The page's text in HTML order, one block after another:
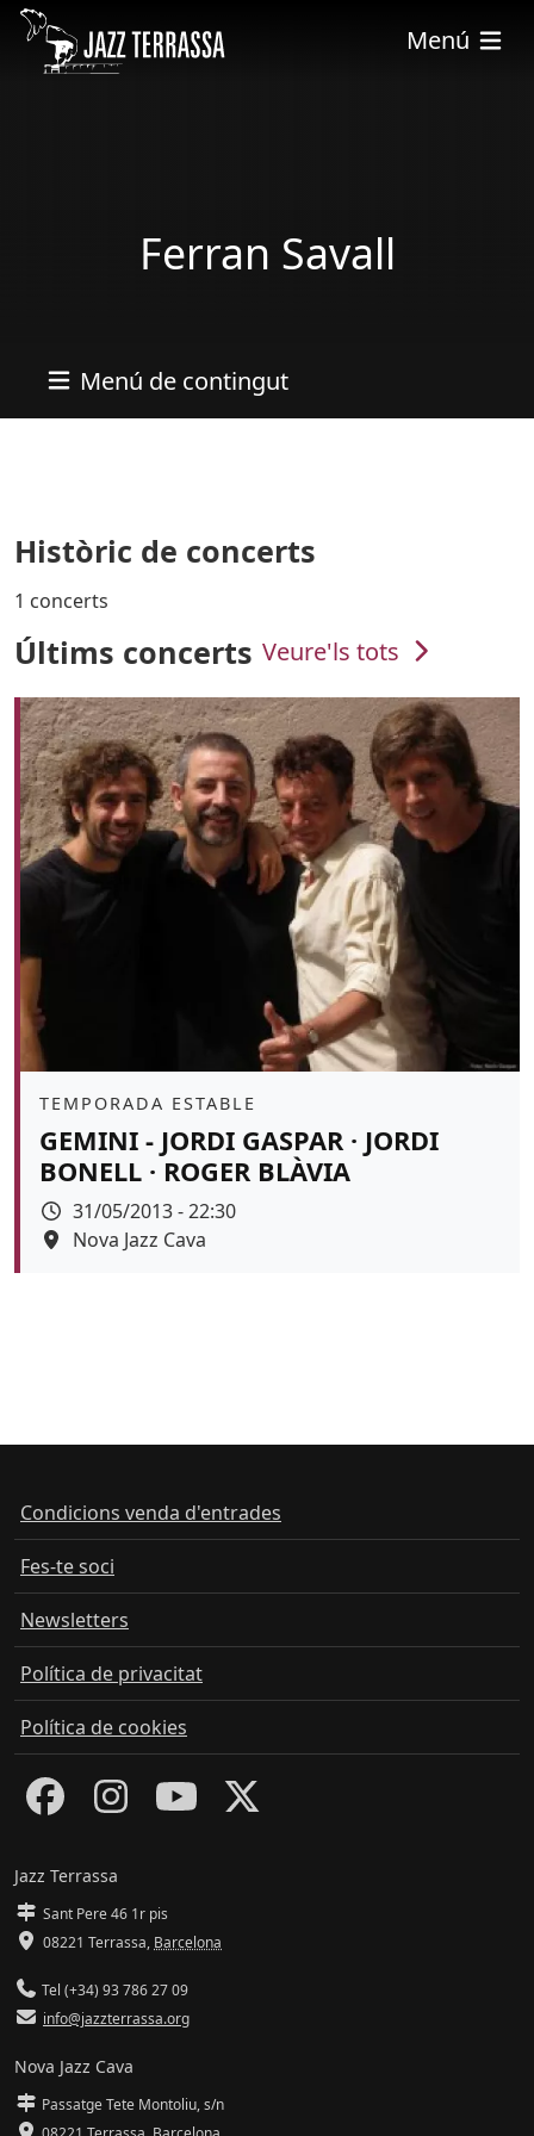
Vés al contingut
Menú
Ferran Savall
Menú de contingut
Històric de concerts
1 concerts
Últims concerts Veure'ls tots
Àmbit
TEMPORADA ESTABLE
GEMINI - JORDI GASPAR · JORDI
BONELL · ROGER BLÀVIA
Data
31/05/2013 - 22:30
Espai
Nova Jazz Cava
Condicions venda d'entrades
Fes-te soci
Newsletters
Política de privacitat
Política de cookies
Jazz Terrassa
Sant Pere 46 1r pis
08221 Terrassa, Barcelona
Tel (+34) 93 786 27 09
info@jazzterrassa.org
Nova Jazz Cava
Passatge Tete Montoliu, s/n